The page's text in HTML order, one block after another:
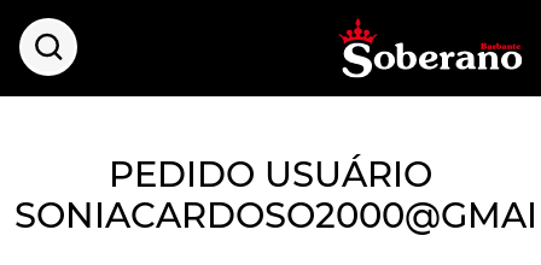
PEDIDO USUÁRIO